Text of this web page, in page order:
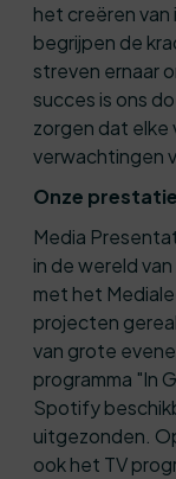
het creëren
begrijpen de
streven ernaar
succes is ons
zorgen dat elke
verwachtingen
Onze
Media
in de wereld
met het
projecten
van grote
programma "In
Spotify
uitgezonden.
ook het TV